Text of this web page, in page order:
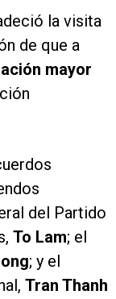
la visita
de que a
mayor
del Partido
To Lam; el
; y el
Tran Thanh